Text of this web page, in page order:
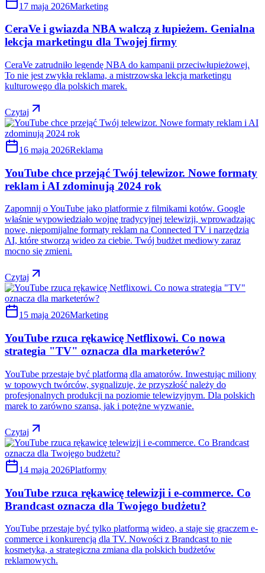
17 maja 2026Marketing
CeraVe i gwiazda NBA walczą z łupieżem. Genialna
lekcja marketingu dla Twojej firmy
CeraVe zatrudniło legendę NBA do kampanii przeciwłupieżowej.
To nie jest zwykła reklama, a mistrzowska lekcja marketingu
kulturowego dla polskich marek.
Czytaj
16 maja 2026Reklama
YouTube chce przejąć Twój telewizor. Nowe formaty
reklam i AI zdominują 2024 rok
Zapomnij o YouTube jako platformie z filmikami kotów. Google
właśnie wypowiedziało wojnę tradycyjnej telewizji, wprowadzając
nowe, niepomijalne formaty reklam na Connected TV i narzędzia
AI, które stworzą wideo za ciebie. Twój budżet mediowy zaraz
mocno się zmieni.
Czytaj
15 maja 2026Marketing
YouTube rzuca rękawicę Netflixowi. Co nowa
strategia "TV" oznacza dla marketerów?
YouTube przestaje być platformą dla amatorów. Inwestując miliony
w topowych twórców, sygnalizuje, że przyszłość należy do
profesjonalnych produkcji na poziomie telewizyjnym. Dla polskich
marek to zarówno szansa, jak i potężne wyzwanie.
Czytaj
14 maja 2026Platformy
YouTube rzuca rękawicę telewizji i e-commerce. Co
Brandcast oznacza dla Twojego budżetu?
YouTube przestaje być tylko platformą wideo, a staje się graczem e-
commerce i konkurencją dla TV. Nowości z Brandcast to nie
kosmetyka, a strategiczna zmiana dla polskich budżetów
reklamowych.